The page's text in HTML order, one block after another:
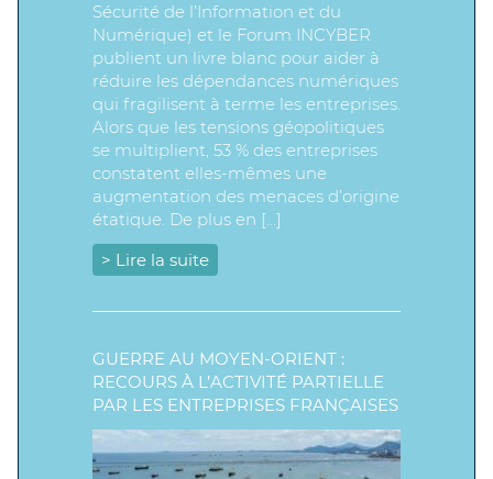
Sécurité de l’Information et du
Numérique) et le Forum INCYBER
publient un livre blanc pour aider à
réduire les dépendances numériques
qui fragilisent à terme les entreprises.
Alors que les tensions géopolitiques
se multiplient, 53 % des entreprises
constatent elles-mêmes une
augmentation des menaces d’origine
étatique. De plus en […]
> Lire la suite
GUERRE AU MOYEN-ORIENT :
RECOURS À L’ACTIVITÉ PARTIELLE
PAR LES ENTREPRISES FRANÇAISES